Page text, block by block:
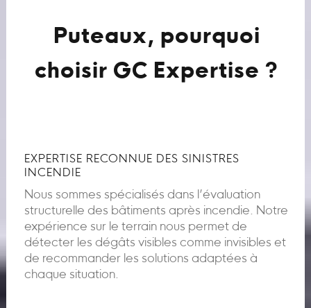
Puteaux, pourquoi
choisir GC Expertise ?
EXPERTISE RECONNUE DES SINISTRES
INCENDIE
Nous sommes spécialisés dans l’évaluation
structurelle des bâtiments après incendie. Notre
expérience sur le terrain nous permet de
détecter les dégâts visibles comme invisibles et
de recommander les solutions adaptées à
chaque situation.